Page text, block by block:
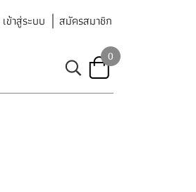
เข้าสู่ระบบ สมัครสมาชิก
0